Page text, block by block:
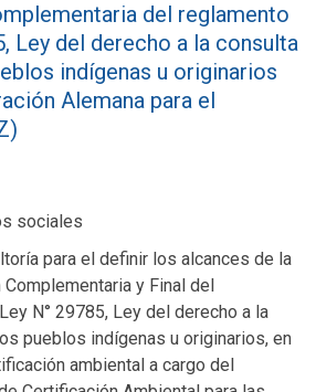
del reglamento
Ley del derecho a la consulta
indígenas u originarios
Alemana para el
sociales
para el definir los alcances de la
y Final del
N° 29785, Ley del derecho a la
pueblos indígenas u originarios, en
ambiental a cargo del